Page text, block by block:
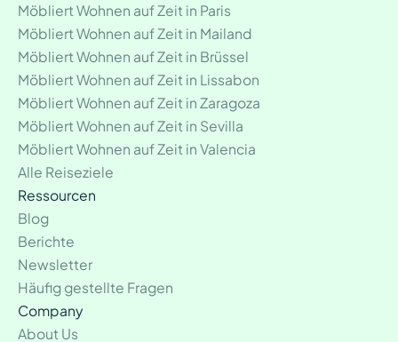
Möbliert Wohnen auf Zeit in Paris
Möbliert Wohnen auf Zeit in Mailand
Möbliert Wohnen auf Zeit in Brüssel
Möbliert Wohnen auf Zeit in Lissabon
Möbliert Wohnen auf Zeit in Zaragoza
Möbliert Wohnen auf Zeit in Sevilla
Möbliert Wohnen auf Zeit in Valencia
Alle Reiseziele
Ressourcen
Blog
Berichte
Newsletter
Häufig gestellte Fragen
Company
About Us